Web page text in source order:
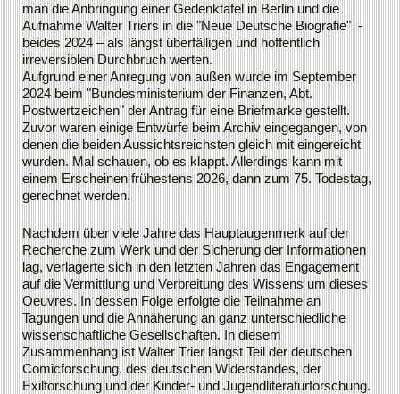
man die Anbringung einer Gedenktafel in Berlin und die
Aufnahme Walter Triers in die "Neue Deutsche Biografie" -
beides 2024 – als längst überfälligen und hoffentlich
irreversiblen Durchbruch werten.
Aufgrund einer Anregung von außen wurde im September
2024 beim "Bundesministerium der Finanzen, Abt.
Postwertzeichen" der Antrag für eine Briefmarke gestellt.
Zuvor waren einige Entwürfe beim Archiv eingegangen, von
denen die beiden Aussichtsreichsten gleich mit eingereicht
wurden. Mal schauen, ob es klappt. Allerdings kann mit
einem Erscheinen frühestens 2026, dann zum 75. Todestag,
gerechnet werden.
Nachdem über viele Jahre das Hauptaugenmerk auf der
Recherche zum Werk und der Sicherung der Informationen
lag, verlagerte sich in den letzten Jahren das Engagement
auf die Vermittlung und Verbreitung des Wissens um dieses
Oeuvres. In dessen Folge erfolgte die Teilnahme an
Tagungen und die Annäherung an ganz unterschiedliche
wissenschaftliche Gesellschaften. In diesem
Zusammenhang ist Walter Trier längst Teil der deutschen
Comicforschung, des deutschen Widerstandes, der
Exilforschung und der Kinder- und Jugendliteraturforschung.